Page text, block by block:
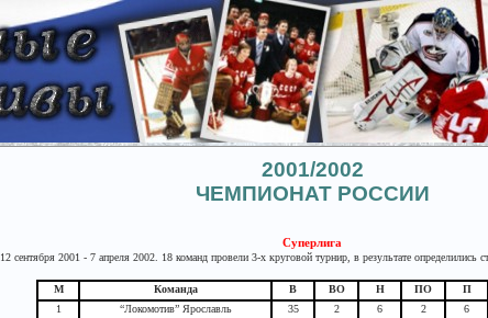
2001/2002
ЧЕМПИОНАТ РОССИИ
Суперлига
12 сентября 2001 - 7 апреля 2002. 18 команд провели 3-х круговой турнир, в результате определились
М Команда В ВО Н ПО П
1
“Локомотив” Ярославль 35 2 6 2 6